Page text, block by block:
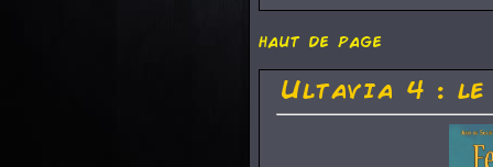
haut de page
Ultavia 4 :